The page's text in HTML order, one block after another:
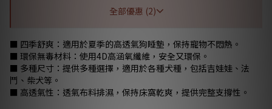
全部優惠 (2)
■ 四季舒爽：適用於夏季的高透氣狗睡墊，保持寵物不悶熱。
■ 環保無毒材料：使用4D高涵氧纖維，安全又環保。
■ 多種尺寸：提供多種選擇，適用於各種犬種，包括吉娃娃、法
鬥、柴犬等。
■ 高透氣性：透氣布料排濕，保持床窩乾爽，提供完整支撐性。